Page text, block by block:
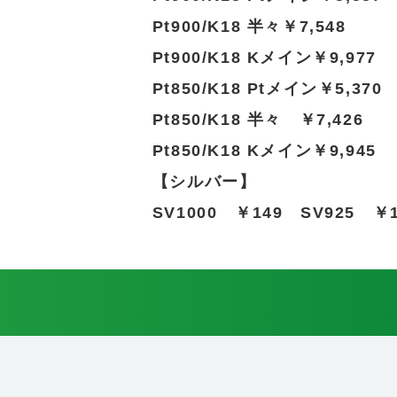
Pt900/K18 半々￥7,548
Pt900/K18 Kメイン￥9,977
Pt850/K18 Ptメイン￥5,370
Pt850/K18 半々 ￥7,426
Pt850/K18 Kメイン￥9,945
【シルバー】
SV1000 ￥149 SV925 ￥